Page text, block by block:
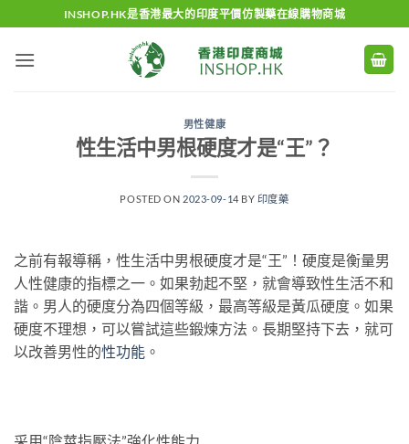
to
content
INSHOP.HK是香港最大的印度平價仿製藥在線購物商城
男性健康
性生活中男根硬度才是“王”？
POSTED ON 2023-09-14 BY 印度藥
之前有報導稱，性生活中男根硬度才是“王”！硬度是衡量男
人性健康的指標之一。如果勃起不堅，就會導致性生活不和
諧。男人的硬度分為四個等級，最高等級是黃瓜硬度。如果
硬度不理想，可以嘗試這些鍛煉方法。長期堅持下去，就可
以改善男性的性功能 。